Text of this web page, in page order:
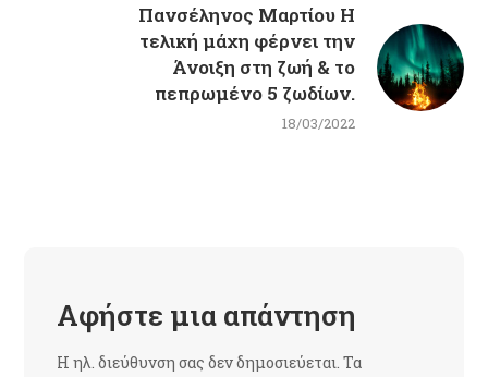
Πανσέληνος Μαρτίου Η
τελική μάχη φέρνει την
Άνοιξη στη ζωή & το
πεπρωμένο 5 ζωδίων.
18/03/2022
Αφήστε μια απάντηση
Η ηλ. διεύθυνση σας δεν δημοσιεύεται. Τα